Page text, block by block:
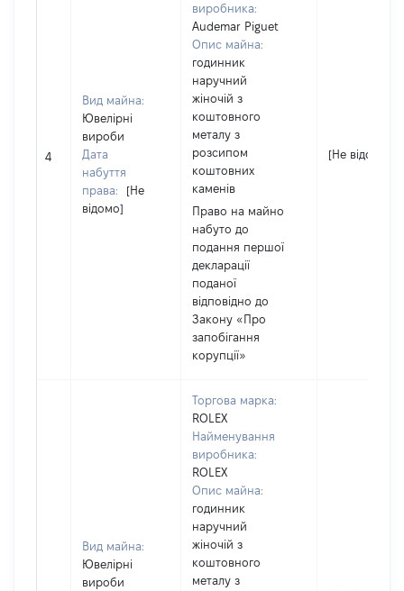
4
Вид майна:
Ювелірні
вироби
Дата
набуття
права:
[Не
відомо]
виробника:
Audemar Piguet
Опис майна:
годинник
наручний
жіночій з
коштовного
металу з
розсипом
коштовних
каменів
Право на майно
набуто до
подання першої
декларації
поданої
відповідно до
Закону «Про
запобігання
корупції»
[Не відомо]
Вид майна:
Ювелірні
вироби
Торгова марка:
ROLEX
Найменування
виробника:
ROLEX
Опис майна:
годинник
наручний
жіночій з
коштовного
металу з